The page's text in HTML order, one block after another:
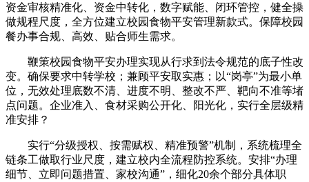
资金审核精准化、资金中转化，数字赋能、闭环管控，健全操
做规程尺度，全方位建立校园食物平安管理新款式。保障校园
餐办事合规、高效、贴合师生需求。
鞭策校园食物平安办理实现从行求到法令规范的底子性改
变。确保要求中转学校；兼顾平安取实惠；以“岗亭”为最小单
位，无效处理底数不清、进度不明、整改不严、靶向不准等堵
点问题。企业准入、食材采购公开化、阳光化，实行全层级精
准安排？
实行“分级授权、按需赋权、精准预警”机制，系统梳理全
链条工做取行业尺度，建立校内全流程防控系统。安排“办理
细节、立即问题措置、家校沟通”，细化20余个部分具体职